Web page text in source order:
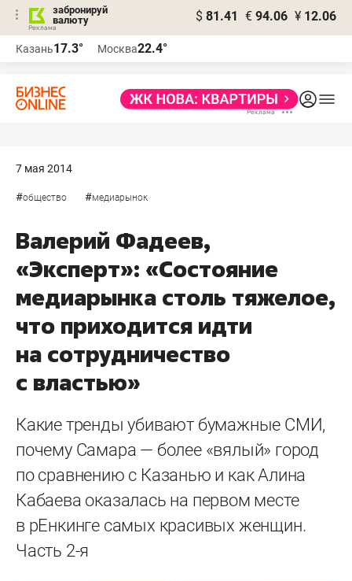
забронируй
валюту
$ 81.41 € 94.06 ¥ 12.06
Казань17.3° Москва22.4°
7 мая 2014
#общество #медиарынок
Валерий Фадеев,
«Эксперт»: «Состояние
медиарынка столь тяжелое,
что приходится идти
на сотрудничество
с властью»
Какие тренды убивают бумажные СМИ,
почему Самара — более «вялый» город
по сравнению с Казанью и как Алина
Кабаева оказалась на первом месте
в рЕнкинге самых красивых женщин.
Часть 2-я